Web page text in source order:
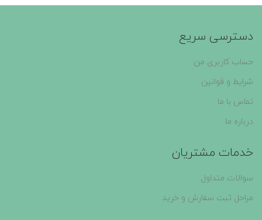
دسترسی سریع
حساب کاربری من
شرایط و قوانین
تماس با ما
درباره ما
خدمات مشتریان
سوالات متداول
مراحل ثبت سفارش و خرید